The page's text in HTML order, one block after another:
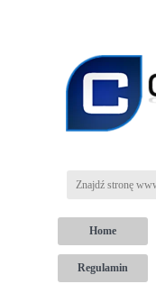
Home
Regulamin